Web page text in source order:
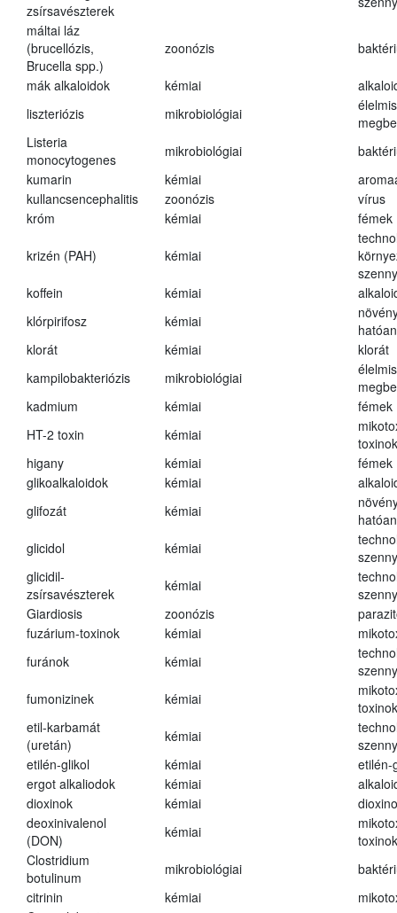
zsírsavészterek
máltai láz
(brucellózis,
Brucella spp.)
zoonózis
mák alkaloidok kémiai
liszteriózis
mikrobiológiai
Listeria
monocytogenes
mikrobiológiai
kumarin
kémiai
kullancsencephalitis
zoonózis
vírus
króm
kémiai fémek
krizén (PAH) kémiai
koffein
kémiai
klórpirifosz
kémiai
klorát
kémiai
klorát
kampilobakteriózis
mikrobiológiai
kadmium
kémiai
fémek
HT-2 toxin
kémiai
toxinok
higany
kémiai
fémek
glikoalkaloidok
kémiai
glifozát
kémiai
glicidol
kémiai
glicidil-
zsírsavészterek
kémiai
Giardiosis
zoonózis
fuzárium-toxinok
kémiai
furánok
kémiai
fumonizinek
kémiai
toxinok
etil-karbamát
(uretán)
kémiai
etilén-glikol
kémiai
etilén-
ergot alkaliodok
kémiai
dioxinok
kémiai
deoxinivalenol
(DON)
kémiai
toxinok
Clostridium
botulinum
mikrobiológiai
citrinin
kémiai